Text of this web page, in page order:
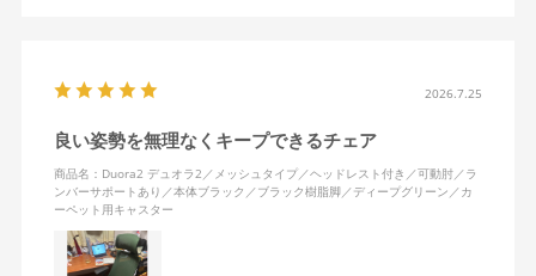
2026.7.25
良い姿勢を無理なくキープできるチェア
商品名：Duora2 デュオラ2／メッシュタイプ／ヘッドレスト付き／可動肘／ラ
ンバーサポートあり／本体ブラック／ブラック樹脂脚／ディープグリーン／カ
ーペット用キャスター